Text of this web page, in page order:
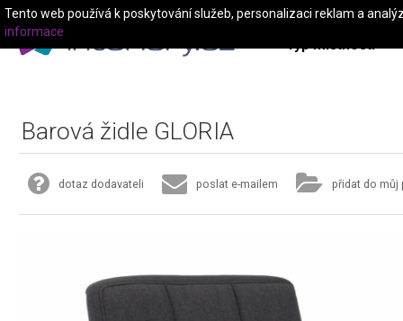
Typ místnosti
Barová židle GLORIA
dotaz dodavateli poslat e-mailem přidat do můj
Tento web používá k poskytování služeb, personalizaci reklam a
informace